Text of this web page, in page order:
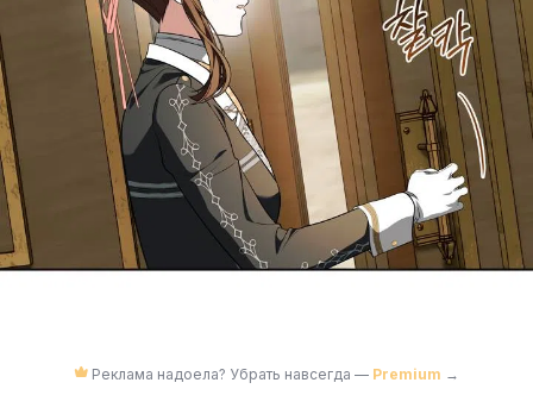
Реклама надоела? Убрать навсегда — Premium →